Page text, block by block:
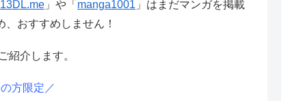
13DL.me 」や「 manga1001 」はまだマンガを掲載
おすすめしません！
紹介します。
方限定／